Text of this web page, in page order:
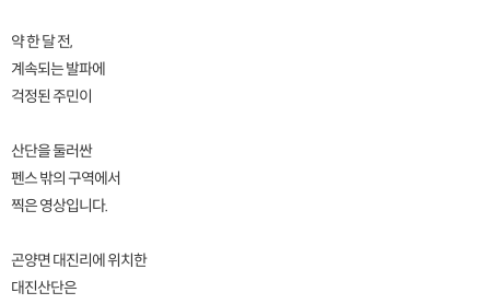
약 한 달 전,
계속되는 발파에
걱정된 주민이
산단을 둘러싼
펜스 밖의 구역에서
찍은 영상입니다.
곤양면 대진리에 위치한
대진산단은